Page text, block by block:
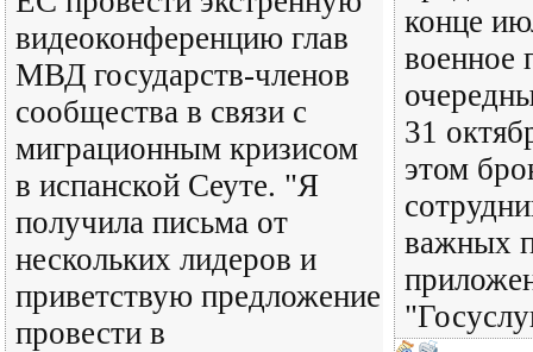
видеоконференцию глав
МВД государств-членов
сообщества в связи с
миграционным кризисом
в испанской Сеуте. "Я
получила письма от
нескольких лидеров и
приветствую предложение
провести в
конце
военное
31
этом
важных